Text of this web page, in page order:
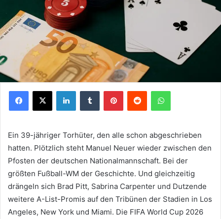
Facebook
X LinkedInTumblr PinterestReddit WhatsApp
Ein 39-jähriger Torhüter, den alle schon abgeschrieben
hatten. Plötzlich steht Manuel Neuer wieder zwischen den
Pfosten der deutschen Nationalmannschaft. Bei der
größten Fußball-WM der Geschichte. Und gleichzeitig
drängeln sich Brad Pitt, Sabrina Carpenter und Dutzende
weitere A-List-Promis auf den Tribünen der Stadien in Los
Angeles, New York und Miami. Die FIFA World Cup 2026